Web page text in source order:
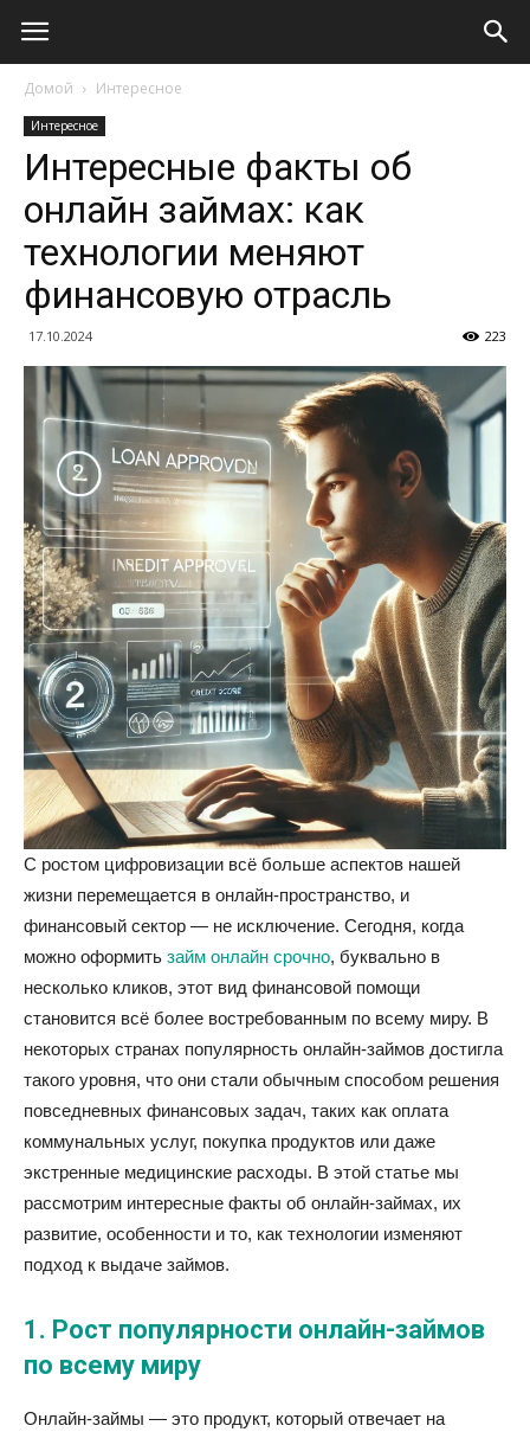
Домой Интересное
Интересное
Интересные факты об
онлайн займах: как
технологии меняют
финансовую отрасль
17.10.2024 223
С ростом цифровизации всё больше аспектов нашей
жизни перемещается в онлайн-пространство, и
финансовый сектор — не исключение. Сегодня, когда
можно оформить займ онлайн срочно, буквально в
несколько кликов, этот вид финансовой помощи
становится всё более востребованным по всему миру. В
некоторых странах популярность онлайн-займов достигла
такого уровня, что они стали обычным способом решения
повседневных финансовых задач, таких как оплата
коммунальных услуг, покупка продуктов или даже
экстренные медицинские расходы. В этой статье мы
рассмотрим интересные факты об онлайн-займах, их
развитие, особенности и то, как технологии изменяют
подход к выдаче займов.
1. Рост популярности онлайн-займов
по всему миру
Онлайн-займы — это продукт, который отвечает на